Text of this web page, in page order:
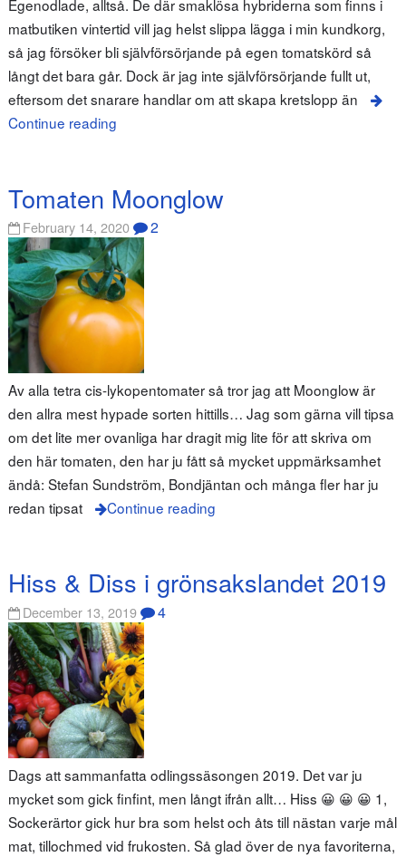
Egenodlade, alltså. De där smaklösa hybriderna som finns i
matbutiken vintertid vill jag helst slippa lägga i min kundkorg,
så jag försöker bli självförsörjande på egen tomatskörd så
långt det bara går. Dock är jag inte självförsörjande fullt ut,
eftersom det snarare handlar om att skapa kretslopp än
Continue reading
Tomaten Moonglow
February 14, 2020 2
Av alla tetra cis-lykopentomater så tror jag att Moonglow är
den allra mest hypade sorten hittills… Jag som gärna vill tipsa
om det lite mer ovanliga har dragit mig lite för att skriva om
den här tomaten, den har ju fått så mycket uppmärksamhet
ändå: Stefan Sundström, Bondjäntan och många fler har ju
redan tipsat
Continue reading
Hiss & Diss i grönsakslandet 2019
December 13, 2019 4
Dags att sammanfatta odlingssäsongen 2019. Det var ju
mycket som gick finfint, men långt ifrån allt… Hiss 😀 😀 😀 1,
Sockerärtor gick hur bra som helst och åts till nästan varje mål
mat, tillochmed vid frukosten. Så glad över de nya favoriterna,